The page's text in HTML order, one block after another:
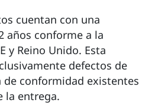
cuentan con una
años conforme a la
y Reino Unido. Esta
defectos de
conformidad existentes
la entrega.